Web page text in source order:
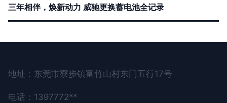
三年相伴，焕新动力 威驰更换蓄电池全记录
地址：东莞市寮步镇富竹山村东门五行17号
电话：1397772**